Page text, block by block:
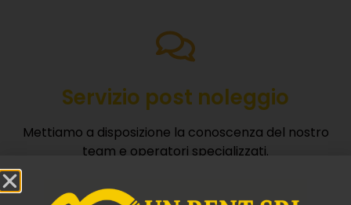
Servizio post noleggio
Mettiamo a disposizione la conoscenza del nostro
team e operatori specializzati.